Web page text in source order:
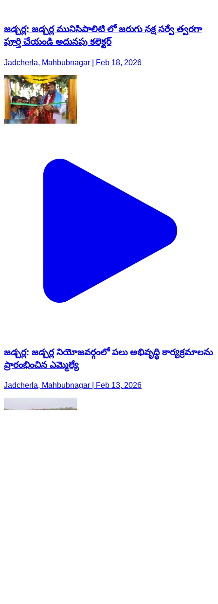
జడ్చర్ల: జడ్చర్ల మునిసిపాలిటి లో జరుగు నక్ష సర్వే త్వరగా
పూర్తి చేయండి అదునపు కలెక్టర్
Jadcherla, Mahbubnagar | Feb 18, 2026
జడ్చర్ల: జడ్చర్ల నియోజవర్గంలో పలు అభివృద్ధి కార్యక్రమాలను
ప్రారంభించిన ఎమ్మెల్యే
Jadcherla, Mahbubnagar | Feb 13, 2026